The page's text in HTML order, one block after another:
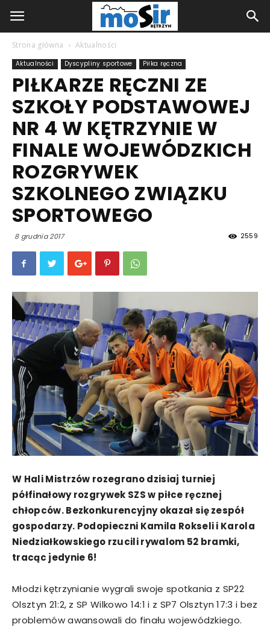
Strona główna Aktualności
Aktualności Dyscypliny sportowe Piłka ręczna
PIŁKARZE RĘCZNI ZE
SZKOŁY PODSTAWOWEJ
NR 4 W KĘTRZYNIE W
FINALE WOJEWÓDZKICH
ROZGRYWEK
SZKOLNEGO ZWIĄZKU
SPORTOWEGO
8 grudnia 2017 2559
W Hali Mistrzów rozegrano dzisiaj turniej
półfinałowy rozgrywek SZS w piłce ręcznej
chłopców. Bezkonkurencyjny okazał się zespół
gospodarzy. Podopieczni Kamila Rokseli i Karola
Niedziałkowskiego rzucili rywalom 52 bramki,
tracąc jedynie 6!
Młodzi kętrzynianie wygrali swoje spotkania z SP22
Olsztyn 21:2, z SP Wilkowo 14:1 i z SP7 Olsztyn 17:3 i bez
problemów awansowali do finału wojewódzkiego.